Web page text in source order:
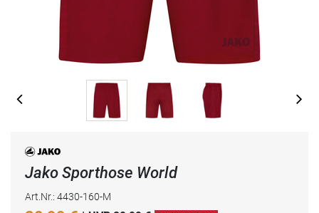
Jako Sporthose World
Art.Nr.: 4430-160-M